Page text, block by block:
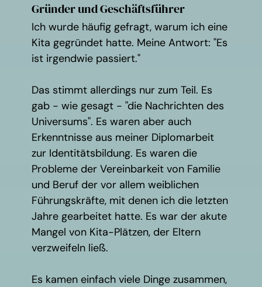
Gründer und Geschäftsführer
Ich wurde häufig gefragt, warum ich eine
Kita gegründet hatte. Meine Antwort: "Es
ist irgendwie passiert."
Das stimmt allerdings nur zum Teil. Es
gab - wie gesagt - "die Nachrichten des
Universums". Es waren aber auch
Erkenntnisse aus meiner Diplomarbeit
zur Identitätsbildung. Es waren die
Probleme der Vereinbarkeit von Familie
und Beruf der vor allem weiblichen
Führungskräfte, mit denen ich die letzten
Jahre gearbeitet hatte. Es war der akute
Mangel von Kita-Plätzen, der Eltern
verzweifeln ließ.
Es kamen einfach viele Dinge zusammen,